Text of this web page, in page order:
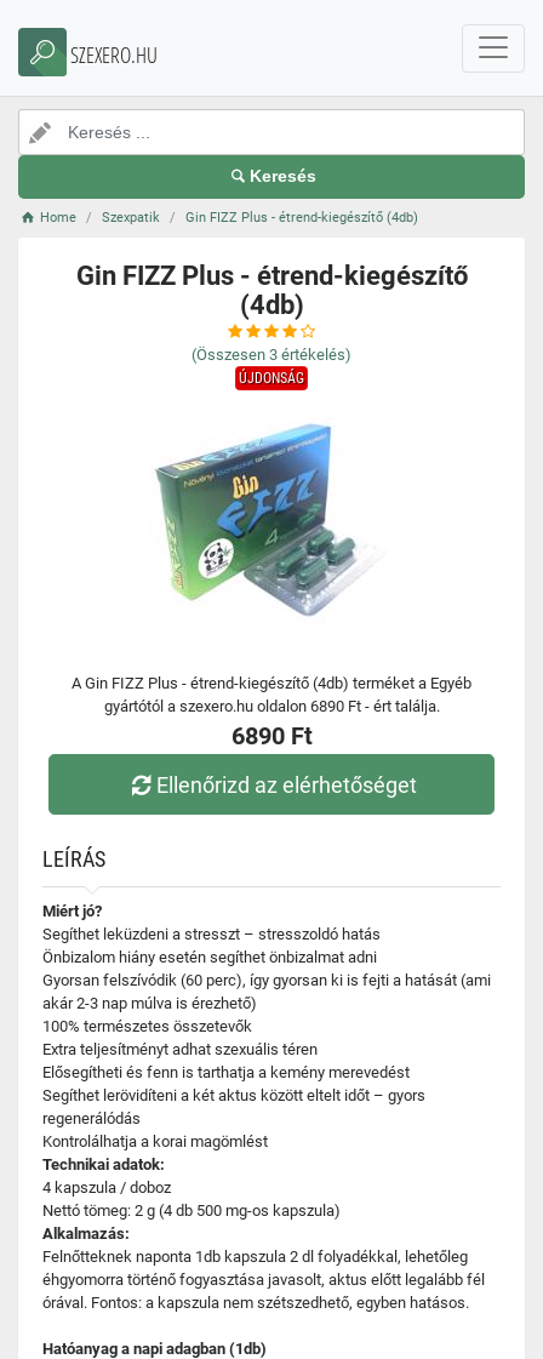
SZEXERO.HU
Keresés
Home Szexpatik Gin FIZZ Plus - étrend-kiegészítő (4db)
Gin FIZZ Plus - étrend-kiegészítő
(4db)
(Összesen 3 értékelés)
ÚJDONSÁG
A Gin FIZZ Plus - étrend-kiegészítő (4db) terméket a Egyéb
gyártótól a szexero.hu oldalon 6890 Ft - ért találja.
6890 Ft
Ellenőrizd az elérhetőséget
LEÍRÁS
Miért jó?
Segíthet leküzdeni a stresszt – stresszoldó hatás
Önbizalom hiány esetén segíthet önbizalmat adni
Gyorsan felszívódik (60 perc), így gyorsan ki is fejti a hatását (ami
akár 2-3 nap múlva is érezhető)
100% természetes összetevők
Extra teljesítményt adhat szexuális téren
Elősegítheti és fenn is tarthatja a kemény merevedést
Segíthet lerövidíteni a két aktus között eltelt időt – gyors
regenerálódás
Kontrolálhatja a korai magömlést
Technikai adatok:
4 kapszula / doboz
Nettó tömeg: 2 g (4 db 500 mg-os kapszula)
Alkalmazás:
Felnőtteknek naponta 1db kapszula 2 dl folyadékkal, lehetőleg
éhgyomorra történő fogyasztása javasolt, aktus előtt legalább fél
órával. Fontos: a kapszula nem szétszedhető, egyben hatásos.
Hatóanyag a napi adagban (1db)